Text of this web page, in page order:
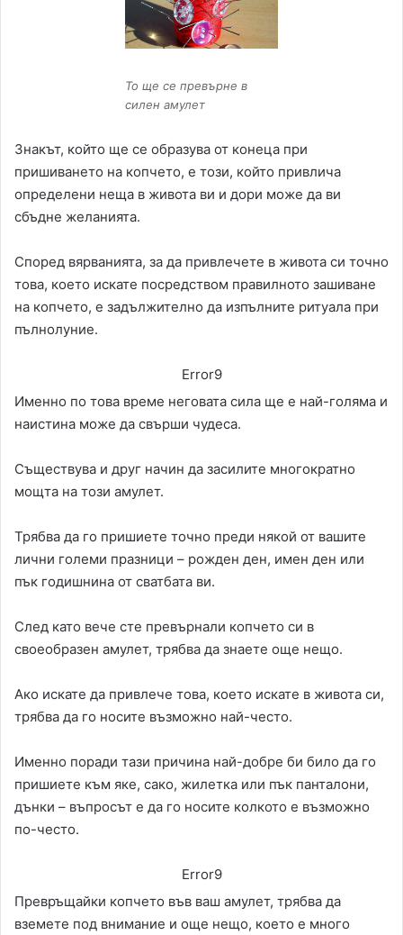
То ще се превърне в
силен амулет
Знакът, който ще се образува от конеца при
пришиването на копчето, е този, който привлича
определени неща в живота ви и дори може да ви
сбъдне желанията.
Според вярванията, за да привлечете в живота си точно
това, което искате посредством правилното зашиване
на копчето, е задължително да изпълните ритуала при
пълнолуние.
Error9
Именно по това време неговата сила ще е най-голяма и
наистина може да свърши чудеса.
Съществува и друг начин да засилите многократно
мощта на този амулет.
Трябва да го пришиете точно преди някой от вашите
лични големи празници – рожден ден, имен ден или
пък годишнина от сватбата ви.
След като вече сте превърнали копчето си в
своеобразен амулет, трябва да знаете още нещо.
Ако искате да привлече това, което искате в живота си,
трябва да го носите възможно най-често.
Именно поради тази причина най-добре би било да го
пришиете към яке, сако, жилетка или пък панталони,
дънки – въпросът е да го носите колкото е възможно
по-често.
Error9
Превръщайки копчето във ваш амулет, трябва да
вземете под внимание и още нещо, което е много